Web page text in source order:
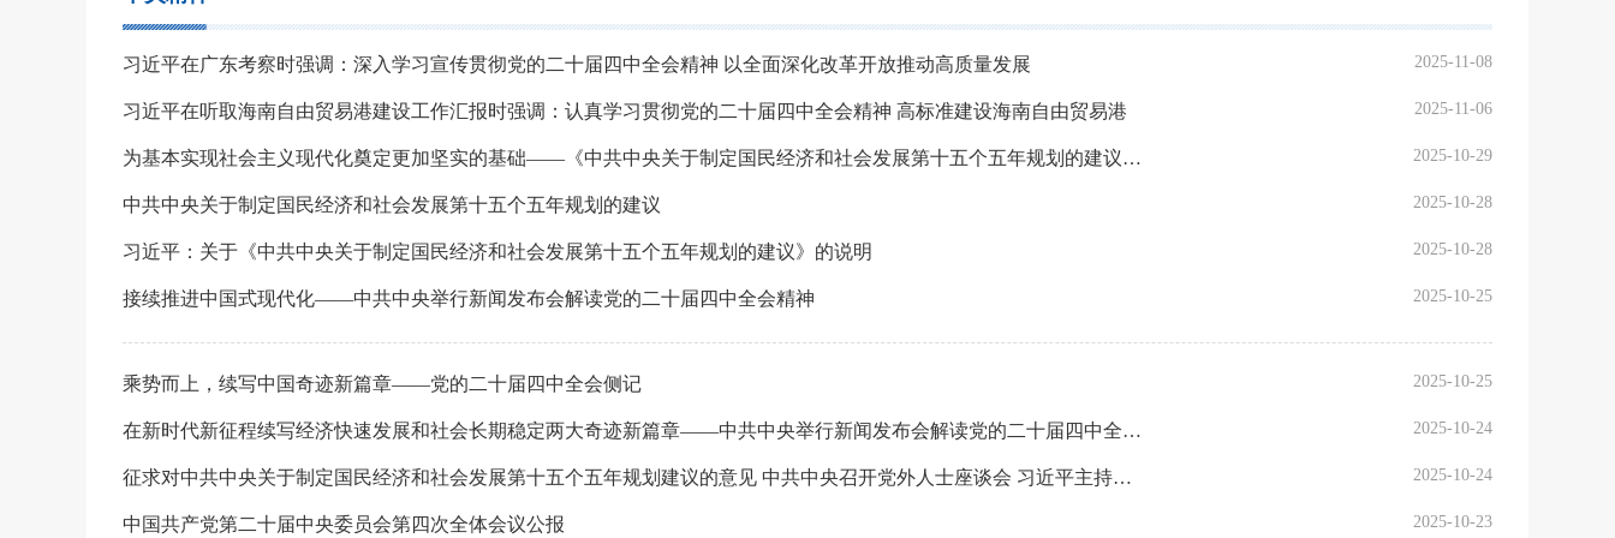
习近平在广东考察时强调：深入学习宣传贯彻党的二十届四中全会精神 以全面深化改革开放推动高质量发展 2025-11-08
习近平在听取海南自由贸易港建设工作汇报时强调：认真学习贯彻党的二十届四中全会精神 高标准建设海南自由贸易港 2025-11-06
为基本实现社会主义现代化奠定更加坚实的基础——《中共中央关于制定国民经济和社会发展第十五个五年规划的建议》诞生记 2025-10-29
中共中央关于制定国民经济和社会发展第十五个五年规划的建议 2025-10-28
习近平：关于《中共中央关于制定国民经济和社会发展第十五个五年规划的建议》的说明 2025-10-28
接续推进中国式现代化——中共中央举行新闻发布会解读党的二十届四中全会精神 2025-10-25
乘势而上，续写中国奇迹新篇章——党的二十届四中全会侧记 2025-10-25
在新时代新征程续写经济快速发展和社会长期稳定两大奇迹新篇章——中共中央举行新闻发布会解读党的二十届四中全会精神 2025-10-24
征求对中共中央关于制定国民经济和社会发展第十五个五年规划建议的意见 中共中央召开党外人士座谈会 习近平主持并发表重要讲话 2025-10-24
中国共产党第二十届中央委员会第四次全体会议公报 2025-10-23